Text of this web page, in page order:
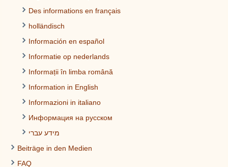
Des informations en français
holländisch
Información en español
Informatie op nederlands
Informații în limba română
Information in English
Informazioni in italiano
Информация на русском
מידע עברי
Beiträge in den Medien
FAQ